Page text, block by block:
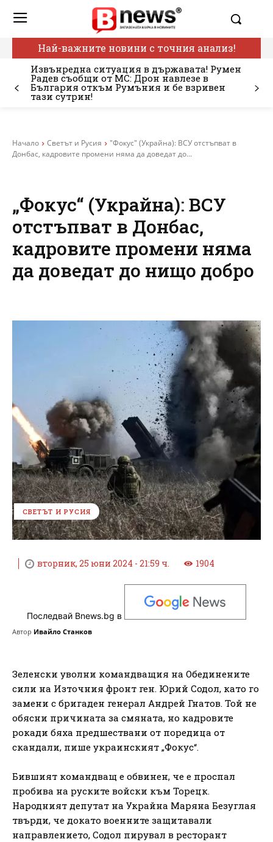
Най-важните новини с точния анализ!
Извънредна ситуация в държавата! Румен
Радев съобщи от МС: Дрон навлезе в
България откъм Румъния и бе взривен
тази сутрин!
Начало Светът и Русия
"Фокус" (Украйна): ВСУ отстъпват в
Донбас, кадровите промени няма да доведат до...
„Фокус“ (Украйна): ВСУ
отстъпват в Донбас,
кадровите промени няма
да доведат до нищо добро
СВЕТЪТ И РУСИЯ
вторник, 25 юни 2024 - 21:59 ч. 1904
Последвай Bnews.bg в
Автор Ивайло Станков
Зеленски уволни командващия на Обединените
сили на Източния фронт ген. Юрий Содол, като го
замени с бригаден генерал Андрей Гнатов. Той не
обясни причината за смяната, но кадровите
рокади бяха предшествани от поредица от
скандали, пише украинският „Фокус“.
Бившият командващ е обвинен, че е проспал
пробива на руските войски към Торецк.
Народният депутат на Украйна Маряна Безуглая
твърди, че докато военните защитавали
направлението, Содол пирувал в ресторант